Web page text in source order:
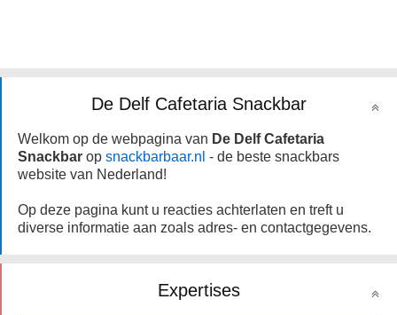
De Delf Cafetaria Snackbar
Welkom op de webpagina van De Delf Cafetaria
Snackbar op snackbarbaar.nl - de beste snackbars
website van Nederland!
Op deze pagina kunt u reacties achterlaten en treft u
diverse informatie aan zoals adres- en contactgegevens.
Expertises